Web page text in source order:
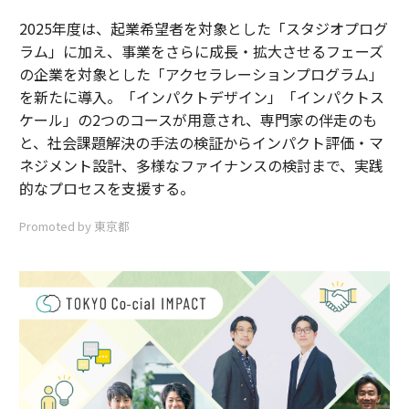
2025年度は、起業希望者を対象とした「スタジオプログ
ラム」に加え、事業をさらに成長・拡大させるフェーズ
の企業を対象とした「アクセラレーションプログラム」
を新たに導入。「インパクトデザイン」「インパクトス
ケール」の2つのコースが用意され、専門家の伴走のも
と、社会課題解決の手法の検証からインパクト評価・マ
ネジメント設計、多様なファイナンスの検討まで、実践
的なプロセスを支援する。
Promoted by 東京都